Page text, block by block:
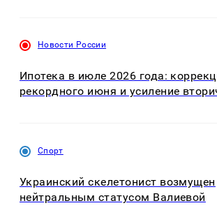
Новости России
Ипотека в июле 2026 года:
рекордного июня и усиление
Спорт
Украинский скелетонист возмущен
нейтральным статусом Валиевой